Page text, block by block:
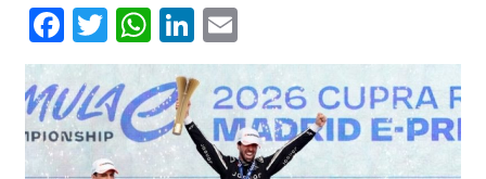
Facebook
Twitter
WhatsApp
LinkedIn
Email